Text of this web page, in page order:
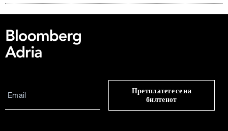
Претплатете се на
билтенот